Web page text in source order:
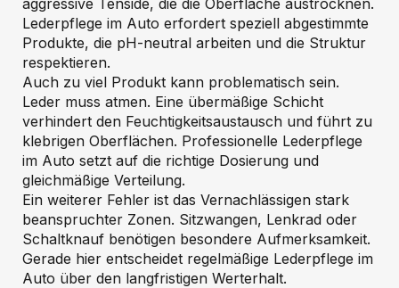
Lederpflege im Auto erfordert speziell abgestimmte
Produkte, die pH-neutral arbeiten und die Struktur
respektieren.
Auch zu viel Produkt kann problematisch sein.
Leder muss atmen. Eine übermäßige Schicht
verhindert den Feuchtigkeitsaustausch und führt zu
klebrigen Oberflächen. Professionelle Lederpflege
im Auto setzt auf die richtige Dosierung und
gleichmäßige Verteilung.
Ein weiterer Fehler ist das Vernachlässigen stark
beanspruchter Zonen. Sitzwangen, Lenkrad oder
Schaltknauf benötigen besondere Aufmerksamkeit.
Gerade hier entscheidet regelmäßige Lederpflege im
Auto über den langfristigen Werterhalt.